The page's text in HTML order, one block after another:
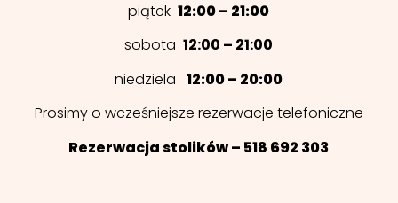
piątek12:00 – 21:00
sobota12:00 – 21:00
niedziela12:00 – 20:00
Prosimy o wcześniejsze rezerwacje telefoniczne
Rezerwacja stolików – 518 692 303